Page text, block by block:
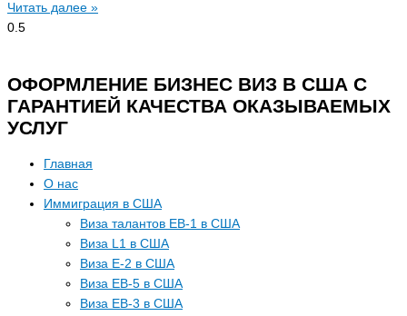
Читать далее »
ОФОРМЛЕНИЕ БИЗНЕС ВИЗ В США С
ГАРАНТИЕЙ КАЧЕСТВА ОКАЗЫВАЕМЫХ
УСЛУГ
Главная
О нас
Иммиграция в США
Виза талантов EB-1 в США
Виза L1 в США
Виза E-2 в США
Виза EB-5 в США
Виза EB-3 в США